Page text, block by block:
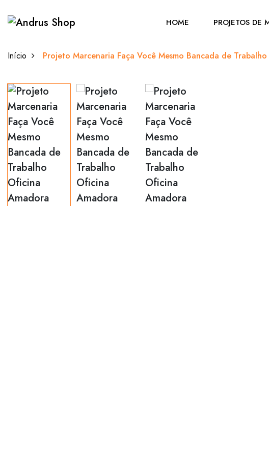
HOME PROJETOS DE
Início Projeto Marcenaria Faça Você Mesmo Bancada de